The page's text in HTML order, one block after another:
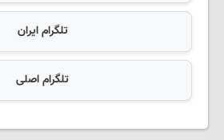
تلگرام ایران
تلگرام اصلی